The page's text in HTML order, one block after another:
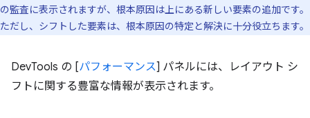
の監査に表示されますが、根本原因は上にある新しい要素の追加です。
ただし、シフトした要素は、根本原因の特定と解決に十分役立ちます。
DevTools の [パフォーマンス] パネルには、レイアウト シ
フトに関する豊富な情報が表示されます。